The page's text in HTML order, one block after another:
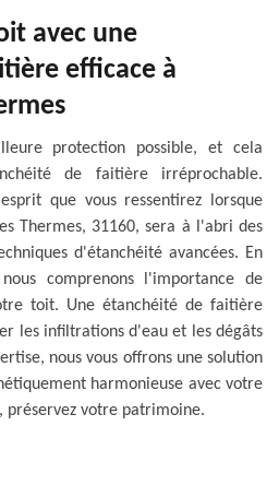
avec une
efficace à
protection possible, et cela
de faitière irréprochable.
que vous ressentirez lorsque
Thermes, 31160, sera à l'abri des
d'étanchéité avancées. En
comprenons l'importance de
toit. Une étanchéité de faitière
les infiltrations d'eau et les dégâts
nous vous offrons une solution
harmonieuse avec votre
préservez votre patrimoine.